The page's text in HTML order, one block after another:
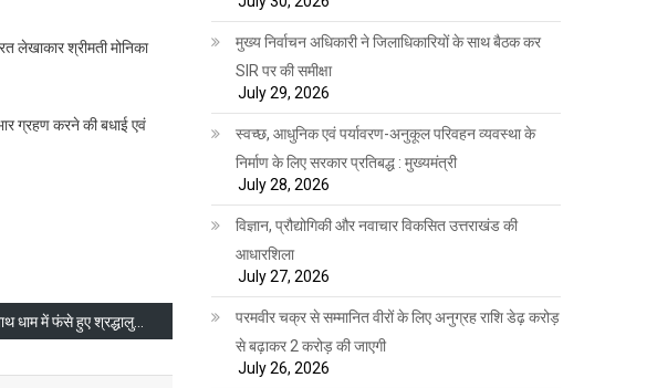
लेखाकार श्रीमती मोनिका
ग्रहण करने की बधाई एवं
केदारनाथ धाम में फंसे हुए श्रद्धालुओं का रेस्क्यू ऑपरेशन युद्ध स्तर पर जारी है : सुमन
मुख्य निर्वाचन अधिकारी ने जिलाधिकारियों के साथ बैठक कर
SIR पर की समीक्षा
July 29, 2026
स्वच्छ, आधुनिक एवं पर्यावरण-अनुकूल परिवहन व्यवस्था के
निर्माण के लिए सरकार प्रतिबद्ध : मुख्यमंत्री
July 28, 2026
विज्ञान, प्रौद्योगिकी और नवाचार विकसित उत्तराखंड की
आधारशिला
July 27, 2026
परमवीर चक्र से सम्मानित वीरों के लिए अनुग्रह राशि डेढ़ करोड़
से बढ़ाकर 2 करोड़ की जाएगी
July 26, 2026